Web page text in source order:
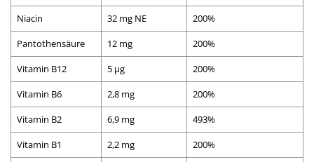
Niacin
32 mg NE
200%
Pantothensäure
12 mg
200%
Vitamin B12
5 µg
200%
Vitamin B6
2,8 mg
200%
Vitamin B2
6,9 mg
493%
Vitamin B1
2,2 mg
200%